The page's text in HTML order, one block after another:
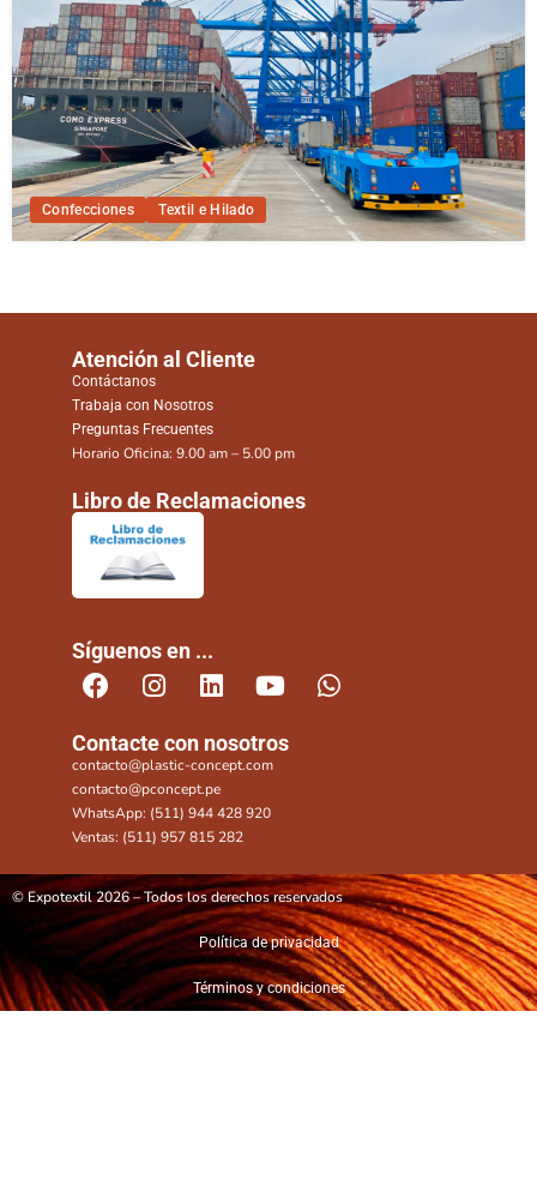
Confecciones Textil e Hilado
Atención al Cliente
Contáctanos
Trabaja con Nosotros
Preguntas Frecuentes
Horario Oficina: 9.00 am – 5.00 pm
Libro de Reclamaciones
Síguenos en ...
Contacte con nosotros
contacto@plastic-concept.com
contacto@pconcept.pe
WhatsApp: (511) 944 428 920
Ventas: (511) 957 815 282
© Expotextil 2026 – Todos los derechos reservados
Política de privacidad
Términos y condiciones